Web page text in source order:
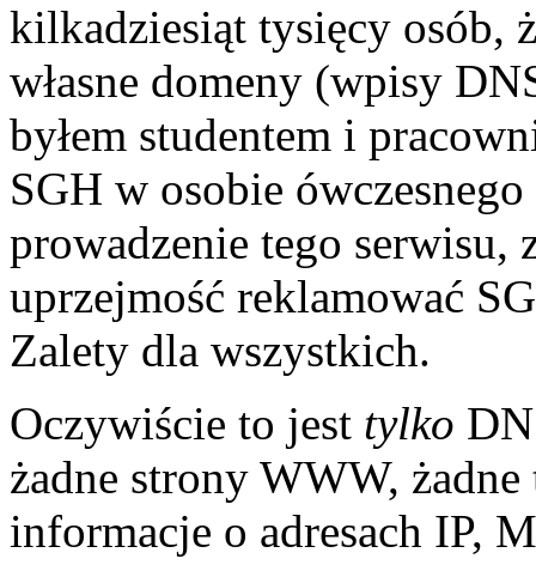
kilkadziesiąt tysięcy osób,
własne domeny (wpisy
byłem studentem i
SGH w osobie
prowadzenie tego serwisu,
uprzejmość reklamować
Zalety dla wszystkich.
Oczywiście to jest tylko
żadne strony WWW,
informacje o adresach IP,